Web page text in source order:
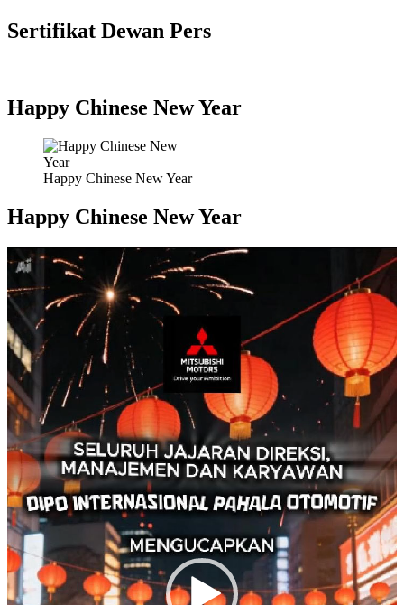
Sertifikat Dewan Pers
Happy Chinese New Year
Happy Chinese New Year
Happy Chinese New Year
Pemutar
Video